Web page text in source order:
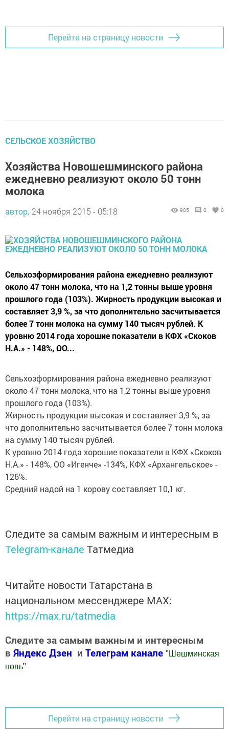
Перейти на страницу новости
СЕЛЬСКОЕ ХОЗЯЙСТВО
Хозяйства Новошешминского района
ежедневно реализуют около 50 тонн
молока
автор, 24 ноября 2015 - 05:18 905 0 0
Сельхозформирования района ежедневно реализуют
около 47 тонн молока, что на 1,2 тонны выше уровня
прошлого года (103%). Жирность продукции высокая и
составляет 3,9 %, за что дополнительно засчитывается
более 7 тонн молока на сумму 140 тысяч рублей. К
уровню 2014 года хорошие показатели в КФХ «Скоков
Н.А.» - 148%, ОО...
Сельхозформирования района ежедневно реализуют
около 47 тонн молока, что на 1,2 тонны выше уровня
прошлого года (103%).
Жирность продукции высокая и составляет 3,9 %, за
что дополнительно засчитывается более 7 тонн молока
на сумму 140 тысяч рублей.
К уровню 2014 года хорошие показатели в КФХ «Скоков
Н.А.» - 148%, ОО «Игенче» -134%, КФХ «Архангельское» -
126%.
Средний надой на 1 корову составляет 10,1 кг.
Следите за самым важным и интересным в
Telegram-канале Татмедиа
Читайте новости Татарстана в
национальном мессенджере MАХ:
https://max.ru/tatmedia
Следите за самым важным и интересным
в Яндекс Дзен и Телеграм канале " Шешминская
новь"
Перейти на страницу новости